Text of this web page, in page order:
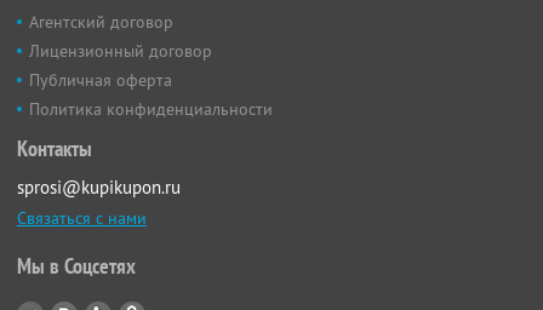
Агентский договор
Лицензионный договор
Публичная оферта
Политика конфиденциальности
Контакты
sprosi@kupikupon.ru
Связаться с нами
Мы в Соцсетях